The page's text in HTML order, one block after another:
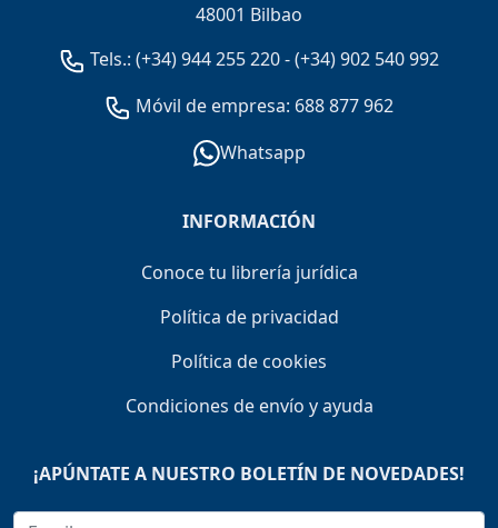
48001 Bilbao
Tels.: (+34) 944 255 220-(+34) 902 540 992
Móvil de empresa: 688 877 962
Whatsapp
INFORMACIÓN
Conoce tu librería jurídica
Política de privacidad
Política de cookies
Condiciones de envío y ayuda
¡APÚNTATE A NUESTRO BOLETÍN DE NOVEDADES!